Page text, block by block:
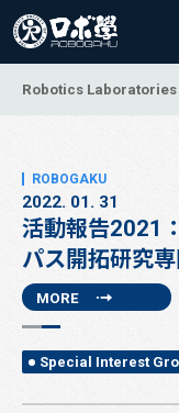
Robotics
2022. 01. 31
活動報告2021
パス開拓研究
MORE
Special Interest